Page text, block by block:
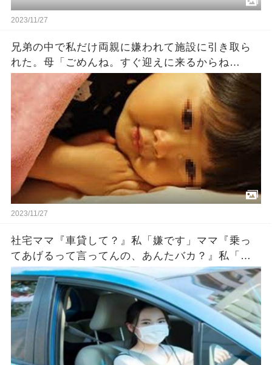
2023/11/27
兄弟の中で私だけ両親に嫌われて施設に引き取ら
れた。母「ごめんね。すぐ迎えに来るからね
（泣）」父「ごめんな…」私『…』→数十年後…
2023/11/27
社宅ママ『車貸して？』私「嫌です」ママ『乗っ
てあげるって言ってんの、あんたバカ？』私「バ
カとはなんですか！」『新入りのクセに生意気！
パパに言いつけてやる！』後日→